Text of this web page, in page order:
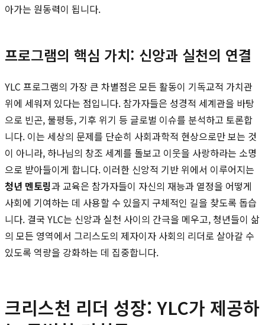
아가는 원동력이 됩니다.
프로그램의 핵심 가치: 신앙과 실천의 연결
YLC 프로그램의 가장 큰 차별점은 모든 활동이 기독교적 가치관
위에 세워져 있다는 점입니다. 참가자들은 성경적 세계관을 바탕
으로 빈곤, 불평등, 기후 위기 등 글로벌 이슈를 분석하고 토론합
니다. 이는 세상의 문제를 단순히 사회과학적 현상으로만 보는 것
이 아니라, 하나님의 창조 세계를 돌보고 이웃을 사랑하라는 소명
으로 받아들이게 합니다. 이러한 신앙적 기반 위에서 이루어지는
청년 멘토링과 교육은 참가자들이 자신의 재능과 열정을 어떻게
사회에 기여하는 데 사용할 수 있을지 구체적인 길을 찾도록 돕습
니다. 결국 YLC는 신앙과 실천 사이의 간극을 메우고, 청년들이 삶
의 모든 영역에서 그리스도의 제자이자 사회의 리더로 살아갈 수
있도록 역량을 강화하는 데 집중합니다.
크리스천 리더 성장: YLC가 제공하